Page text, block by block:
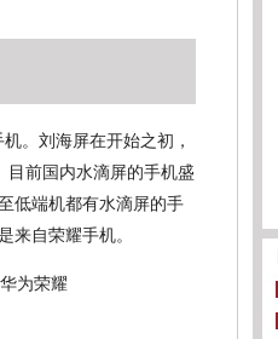
。刘海屏在开始之初，
目前国内水滴屏的手机盛
低端机都有水滴屏的手
来自荣耀手机。